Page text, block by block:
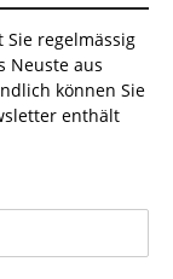
regelmässig
Neuste aus
können Sie
enthält